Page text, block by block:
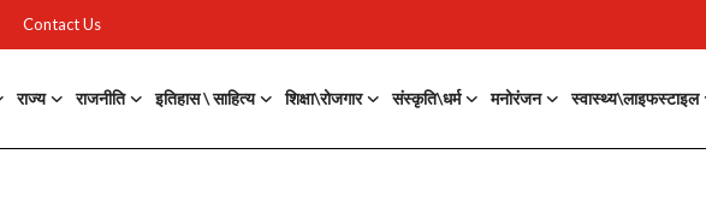
Contact Us
राज्य राजनीति इतिहास \ साहित्य शिक्षा\रोजगार संस्कृति\धर्म मनोरंजन स्वास्थ्य\लाइफस्टाइल